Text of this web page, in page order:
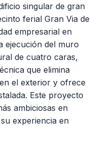
singular de gran
ferial Gran Via de
empresarial en
ejecución del muro
de cuatro caras,
que elimina
el exterior y ofrece
Este proyecto
ambiciosas en
experiencia en